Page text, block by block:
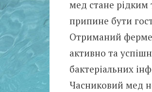
мед стане рідким
припине бути
Отриманий
активно та
бактеріальних
Часниковий мед